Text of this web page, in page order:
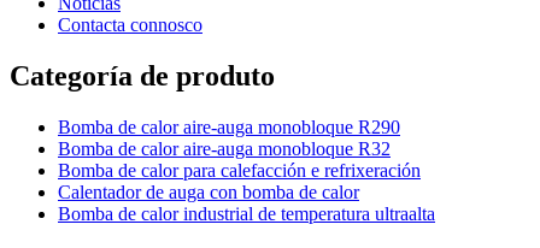
Contacta connosco
Categoría de produto
Bomba de calor aire-auga monobloque R290
Bomba de calor aire-auga monobloque R32
Bomba de calor para calefacción e refrixeración
Calentador de auga con bomba de calor
Bomba de calor industrial de temperatura ultraalta